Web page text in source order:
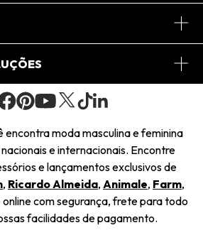
encontra moda masculina e feminina
e internacionais. Encontre
e lançamentos exclusivos de
, Ricardo Almeida, Animale, Farm,
com segurança, frete para todo
facilidades de pagamento.